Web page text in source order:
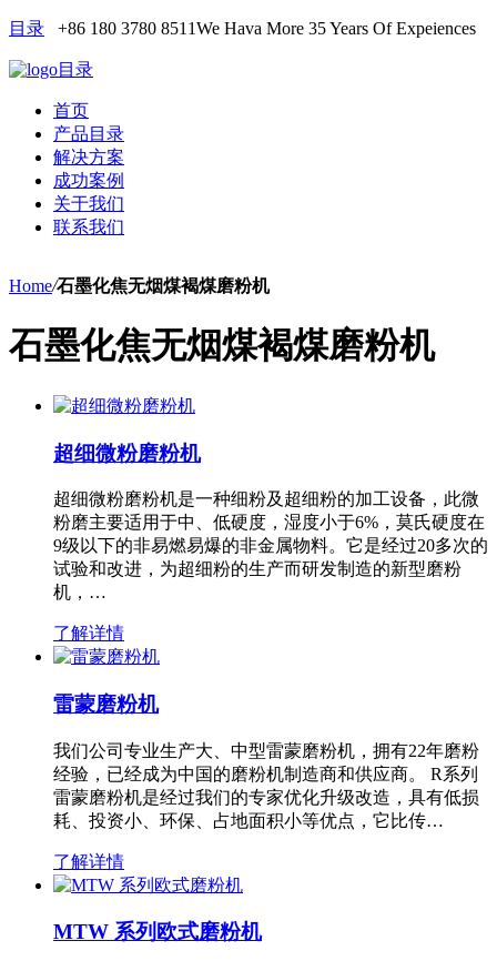
目录 +86 180 3780 8511We Hava More 35 Years Of Expeiences
目录
首页
产品目录
解决方案
成功案例
关于我们
联系我们
Home/石墨化焦无烟煤褐煤磨粉机
石墨化焦无烟煤褐煤磨粉机
超细微粉磨粉机
超细微粉磨粉机是一种细粉及超细粉的加工设备，此微
粉磨主要适用于中、低硬度，湿度小于6%，莫氏硬度在
9级以下的非易燃易爆的非金属物料。它是经过20多次的
试验和改进，为超细粉的生产而研发制造的新型磨粉
机，…
了解详情
雷蒙磨粉机
我们公司专业生产大、中型雷蒙磨粉机，拥有22年磨粉
经验，已经成为中国的磨粉机制造商和供应商。 R系列
雷蒙磨粉机是经过我们的专家优化升级改造，具有低损
耗、投资小、环保、占地面积小等优点，它比传…
了解详情
MTW 系列欧式磨粉机